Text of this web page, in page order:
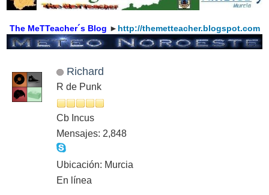
The MeTTeacher´s Blog ► http://themetteacher.blogspot.com
Richard
R de Punk
Cb Incus
Mensajes: 2,848
Ubicación: Murcia
En línea